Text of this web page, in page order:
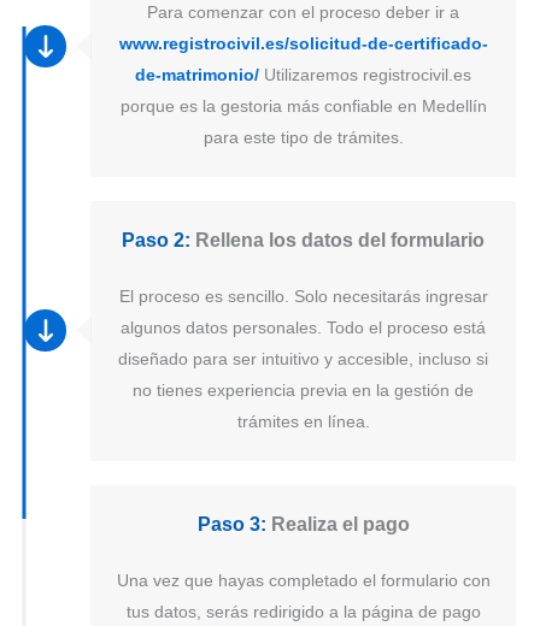
Para comenzar con el proceso deber ir a
www.registrocivil.es/solicitud-de-certificado-
de-matrimonio/ Utilizaremos registrocivil.es
porque es la gestoria más confiable en Medellín
para este tipo de trámites.
Paso 2: Rellena los datos del formulario
El proceso es sencillo. Solo necesitarás ingresar
algunos datos personales. Todo el proceso está
diseñado para ser intuitivo y accesible, incluso si
no tienes experiencia previa en la gestión de
trámites en línea.
Paso 3: Realiza el pago
Una vez que hayas completado el formulario con
tus datos, serás redirigido a la página de pago